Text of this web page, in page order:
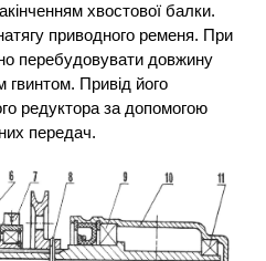
хвостової балки.
приводного ременя. При
перебудовувати довжину
гвинтом. Привід його
редуктора за допомогою
передач.